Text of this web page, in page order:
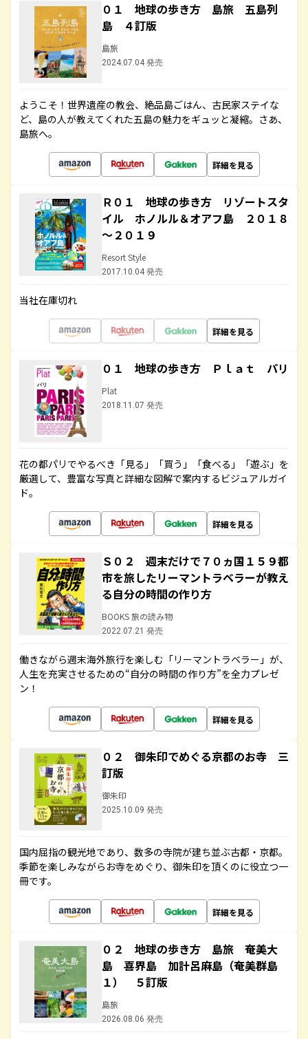
０１ 地球の歩き方 島旅 五島列
島 ４訂版
島旅
2024.07.04 発売
ようこそ！世界遺産の教会、絶品島ごはん、古民家ステイな
ど、島の人が教えてくれた五島の魅力をギュッと凝縮。さあ、
島旅へ。
詳細を見る
Ｒ０１ 地球の歩き方 リゾートスタ
イル ホノルル＆オアフ島 ２０１８
～２０１９
Resort Style
2017.10.04 発売
当社在庫切れ
詳細を見る
０１ 地球の歩き方 Ｐｌａｔ パリ
Plat
2018.11.07 発売
花の都パリでやるべき「見る」「買う」「食べる」「遊ぶ」を
厳選して、豊富な写真と詳細な図解で案内するビジュアルガイ
ド。
詳細を見る
Ｓ０２ 週末だけで７０ヵ国１５９都
市を旅したリーマントラベラーが教え
る自分の時間の作り方
BOOKS 旅の読み物
2022.07.21 発売
働きながら週末海外旅行を楽しむ「リーマントラベラー」が、
人生を充実させるための“自分の時間の作り方”を全力プレゼ
ン！
詳細を見る
０２ 御朱印でめぐる京都のお寺 三
訂版
御朱印
2025.10.09 発売
国内屈指の観光地であり、数多の寺院が建ち並ぶ古都・京都。
季節を楽しみながらお寺をめぐり、御朱印を頂くのに役立つ一
冊です。
詳細を見る
０２ 地球の歩き方 島旅 奄美大
島 喜界島 加計呂麻島（奄美群島
１） ５訂版
島旅
2026.08.06 発売